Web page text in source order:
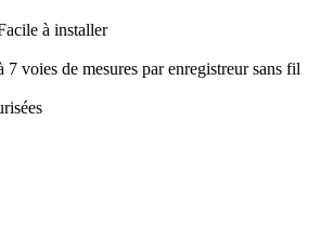
à installer
voies de mesures par enregistreur sans fil